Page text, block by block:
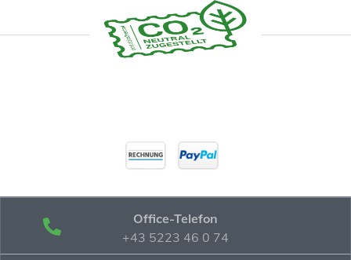
Office-Telefon
+43 5223 46 0 74